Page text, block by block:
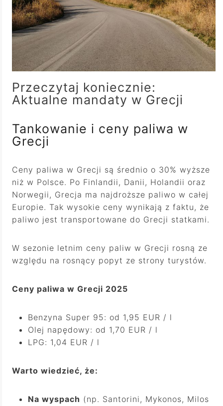
Przeczytaj koniecznie:
Aktualne mandaty w Grecji
Tankowanie i ceny paliwa w
Grecji
Ceny paliwa w Grecji są średnio o 30% wyższe
niż w Polsce. Po Finlandii, Danii, Holandii oraz
Norwegii, Grecja ma najdroższe paliwo w całej
Europie. Tak wysokie ceny wynikają z faktu, że
paliwo jest transportowane do Grecji statkami.
W sezonie letnim ceny paliw w Grecji rosną ze
względu na rosnący popyt ze strony turystów.
Ceny paliwa w Grecji 2025
Benzyna Super 95: od 1,95 EUR / l
Olej napędowy: od 1,70 EUR / l
LPG: 1,04 EUR / l
Warto wiedzieć, że:
Na wyspach (np. Santorini, Mykonos, Milos